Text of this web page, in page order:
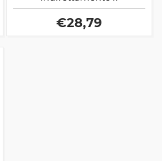
pompaggio muscolare per
vaso dilatazione, ideale
come pre allenamento
€28,79